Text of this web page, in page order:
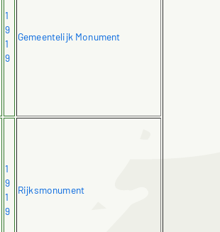
1
9
1
9
Gemeentelijk Monument
1
9
1
9
Rijksmonument